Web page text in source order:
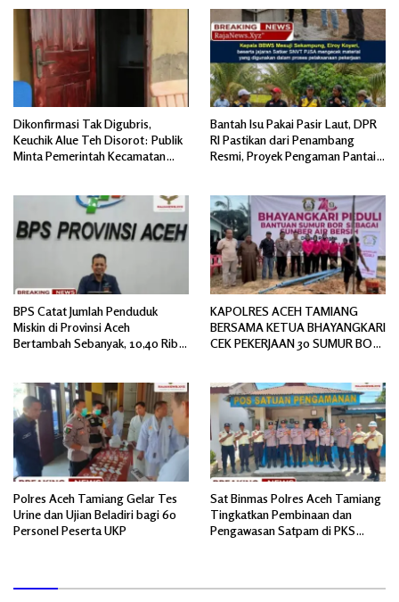
Dikonfirmasi Tak Digubris,
Keuchik Alue Teh Disorot: Publik
Minta Pemerintah Kecamatan
Bantah Isu Pakai Pasir Laut, DPR
RI Pastikan dari Penambang
Resmi, Proyek Pengaman Pantai
BPS Catat Jumlah Penduduk
Miskin di Provinsi Aceh
Bertambah Sebanyak, 10,40 Ribu
KAPOLRES ACEH TAMIANG
BERSAMA KETUA BHAYANGKARI
CEK PEKERJAAN 30 SUMUR BOR
Polres Aceh Tamiang Gelar Tes
Urine dan Ujian Beladiri bagi 60
Personel Peserta UKP
Sat Binmas Polres Aceh Tamiang
Tingkatkan Pembinaan dan
Pengawasan Satpam di PKS